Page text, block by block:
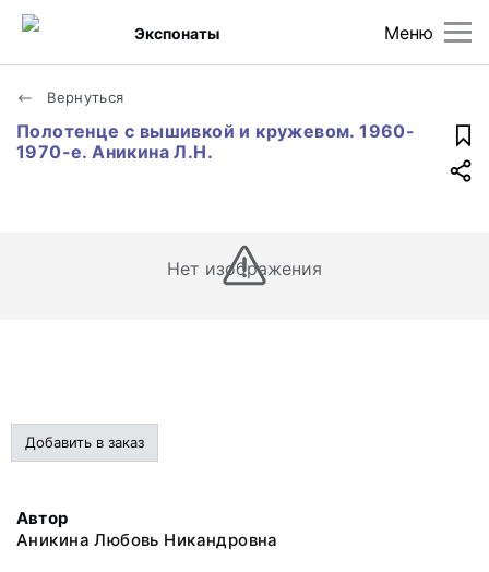
Меню
Экспонаты
Вернуться
Полотенце с вышивкой и кружевом. 1960-
1970-е. Аникина Л.Н.
Нет изображения
Добавить в заказ
Автор
Аникина Любовь Никандровна